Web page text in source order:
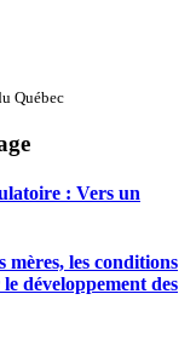
Québec
: Vers un
mères, les conditions
développement des